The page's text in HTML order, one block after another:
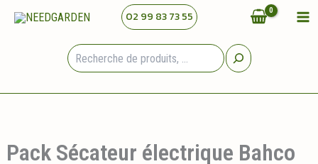
02 99 83 73 55
Pack Sécateur électrique Bahco